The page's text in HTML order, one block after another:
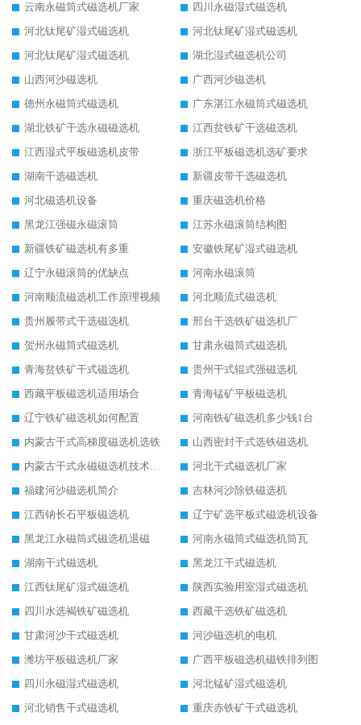
云南永磁筒式磁选机厂家
四川永磁湿式磁选机
河北钛尾矿湿式磁选机
河北钛尾矿湿式磁选机
河北钛尾矿湿式磁选机
湖北湿式磁选机公司
山西河沙磁选机
广西河沙磁选机
德州永磁筒式磁选机
广东湛江永磁筒式磁选机
湖北铁矿干选永磁磁选机
江西贫铁矿干选磁选机
江西湿式平板磁选机皮带
浙江平板磁选机选矿要求
湖南干选磁选机
新疆皮带干选磁选机
河北磁选机设备
重庆磁选机价格
黑龙江强磁永磁滚筒
江苏永磁滚筒结构图
新疆铁矿磁选机有多重
安徽铁尾矿湿式磁选机
辽宁永磁滚筒的优缺点
河南永磁滚筒
河南顺流磁选机工作原理视频
河北顺流式磁选机
贵州履带式干选磁选机
邢台干选铁矿磁选机厂
贺州永磁筒式磁选机
甘肃永磁筒式磁选机
青海贫铁矿干式磁选机
贵州干式辊式强磁选机
西藏平板磁选机适用场合
青海锰矿平板磁选机
辽宁铁矿磁选机如何配置
河南铁矿磁选机多少钱1台
内蒙古干式高梯度磁选机选铁
山西密封干式选铁磁选机
内蒙古干式永磁磁选机技术要求
河北干式磁选机厂家
福建河沙磁选机简介
吉林河沙除铁磁选机
江西钠长石平板磁选机
辽宁矿选平板式磁选机设备
黑龙江永磁筒式磁选机退磁
河南永磁筒式磁选机筒瓦
湖南干式磁选机
黑龙江干式磁选机
江西钛尾矿湿式磁选机
陕西实验用室湿式磁选机
四川水选褐铁矿磁选机
西藏干选铁矿磁选机
甘肃河沙干式磁选机
河沙磁选机的电机
潍坊平板磁选机厂家
广西平板磁选机磁铁排列图
四川永磁湿式磁选机
河北锰矿湿式磁选机
河北销售干式磁选机
重庆赤铁矿干式磁选机